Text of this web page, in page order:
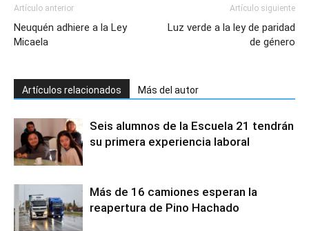
Artículo anterior
Neuquén adhiere a la Ley
Micaela
Artículo siguiente
Luz verde a la ley de paridad
de género
Artículos relacionados Más del autor
Seis alumnos de la Escuela 21 tendrán
su primera experiencia laboral
Más de 16 camiones esperan la
reapertura de Pino Hachado